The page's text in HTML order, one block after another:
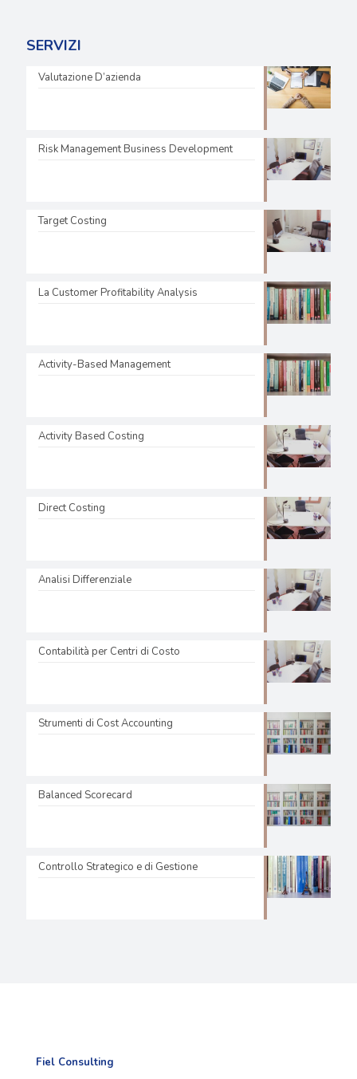
SERVIZI
Valutazione D’azienda
Risk Management Business Development
Target Costing
La Customer Profitability Analysis
Activity-Based Management
Activity Based Costing
Direct Costing
Analisi Differenziale
Contabilità per Centri di Costo
Strumenti di Cost Accounting
Balanced Scorecard
Controllo Strategico e di Gestione
Fiel Consulting